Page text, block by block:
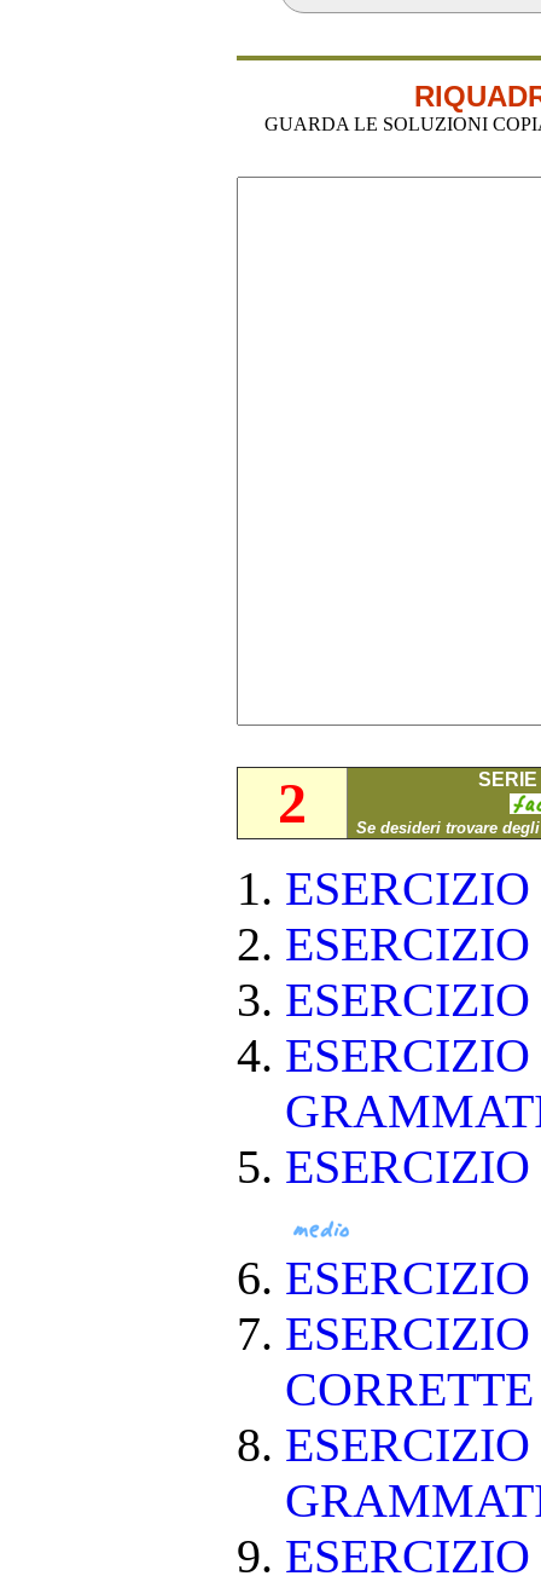
GUARDA LE SOLUZIONI
2 Se desideri trovare